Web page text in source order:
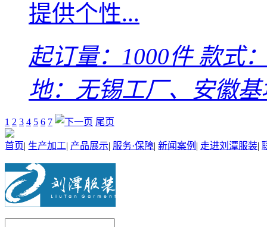
提供个性...
起订量：1000件 款式
地：无锡工厂、安徽基
1 2 3 4 5 6 7 尾页
首页 生产加工 产品展示 服务·保障 新闻案例 走进刘潭服装